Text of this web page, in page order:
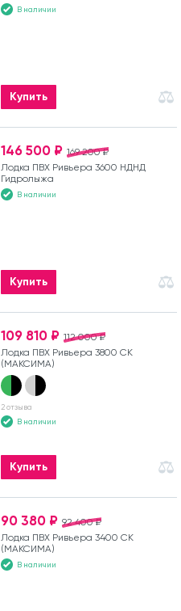
В наличии
Купить
169 200 ₽
146 500 ₽
Лодка ПВХ Ривьера 3600 НДНД
Гидролыжа
В наличии
Купить
112 000 ₽
109 810 ₽
Лодка ПВХ Ривьера 3800 СК
(МАКСИМА)
2 отзыва
В наличии
Купить
92 400 ₽
90 380 ₽
Лодка ПВХ Ривьера 3400 СК
(МАКСИМА)
В наличии